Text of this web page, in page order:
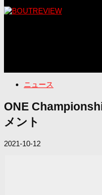
ニュース
ONE
メント
2021-10-12